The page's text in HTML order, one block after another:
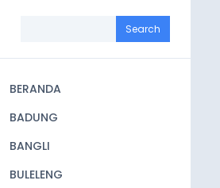
navigation
BERANDA
BADUNG
BANGLI
BULELENG